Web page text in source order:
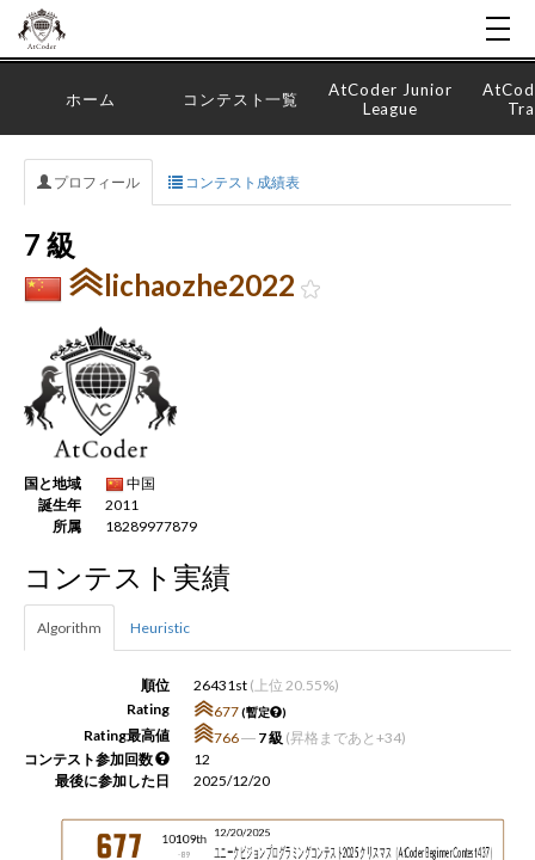
新規登録
ホーム コンテスト一覧
AtCoder Junior
League
プロフィール コンテスト成績表
7 級
lichaozhe2022
国と地域
中国
誕生年
2011
所属
18289977879
コンテスト実績
Algorithm Heuristic
順位 26431st (上位 20.55%)
Rating
677(暫定 )
Rating最高値 766― 7 級 (昇格まであと+34)
コンテスト参加回数
12
最後に参加した日
2025/12/20